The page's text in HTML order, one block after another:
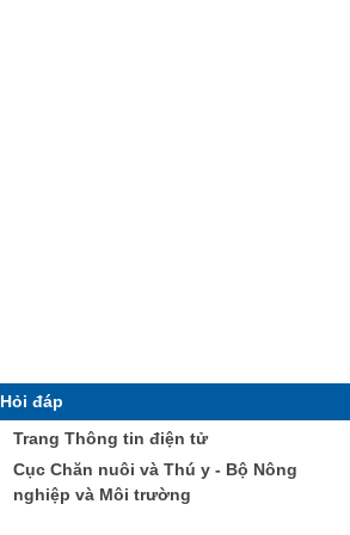
Hỏi đáp
Trang Thông tin điện tử
Cục Chăn nuôi và Thú y - Bộ Nông
nghiệp và Môi trường